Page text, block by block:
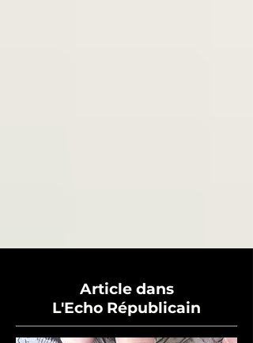
Article dans
L'Echo Républicain